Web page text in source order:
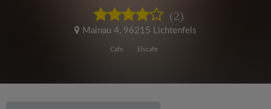
(2)
Mainau 4, 96215 Lichtenfels
Cafe Eiscafe